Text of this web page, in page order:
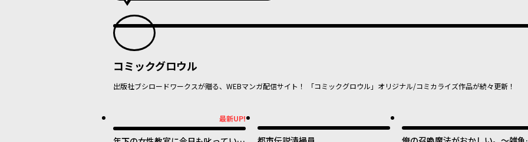
コミックグロウル
出版社ブシロードワークスが贈る、WEBマンガ配信サイト！ 「コミックグロウル」オリジナル/コミカライズ作品が続々更新！
最新UP!